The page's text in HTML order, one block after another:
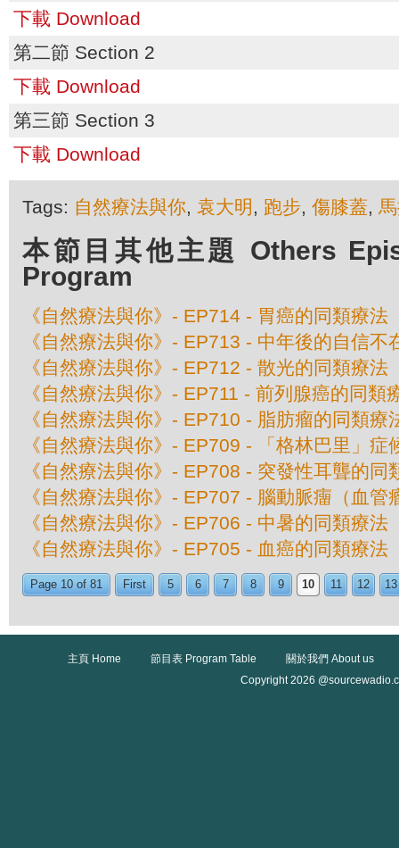
下載 Download
第二節 Section 2
下載 Download
第三節 Section 3
下載 Download
Tags: 自然療法與你, 袁大明 , 跑步, 傷膝蓋,
本節目其他主題 Others
Program
《自然療法與你》- EP714 - 胃癌的同類療法
《自然療法與你》- EP713 - 中年後的自信不
《自然療法與你》- EP712 - 散光的同類療法
《自然療法與你》- EP711 - 前列腺癌的同類
《自然療法與你》- EP710 - 脂肪瘤的同類療
《自然療法與你》- EP709 - 「格林巴里」症
《自然療法與你》- EP708 - 突發性耳聾的同
《自然療法與你》- EP707 - 腦動脈癅（血管
《自然療法與你》- EP706 - 中暑的同類療法
《自然療法與你》- EP705 - 血癌的同類療法
Page 10 of 81 First 5 6 7 8 9 10 11 12 13
主頁 Home 節目表 Program Table
關於我們 About us
Copyright 2026